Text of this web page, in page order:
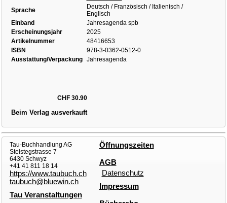
Sprache
Deutsch / Französisch / Italienisch /
Englisch
Einband
Jahresagenda spb
Erscheinungsjahr
2025
Artikelnummer
48416653
ISBN
978-3-0362-0512-0
Ausstattung/Verpackung
Jahresagenda
CHF 30.90
Beim Verlag ausverkauft
Tau-Buchhandlung AG
Steistegstrasse 7
6430 Schwyz
+41 41 811 18 14
https://www.taubuch.ch
taubuch@bluewin.ch
Öffnungszeiten
AGB
Datenschutz
Impressum
Tau Veranstaltungen